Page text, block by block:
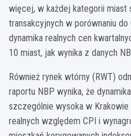
więcej, w każdej kategorii
transakcyjnych w porównaniu
dynamika realnych cen
10 miast, jak wynika z danych
Również rynek wtórny (RWT)
raportu NBP wynika, że
szczególnie wysoka w Krakowie
realnych względem CPI i